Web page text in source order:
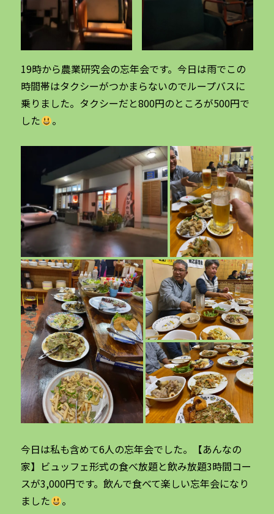
19時から農業研究会の忘年会です。今日は雨でこの
時間帯はタクシーがつかまらないのでループバスに
乗りました。タクシーだと800円のところが500円で
した
。
今日は私も含めて6人の忘年会でした。【あんなの
家】ビュッフェ形式の食べ放題と飲み放題3時間コー
スが3,000円です。飲んで食べて楽しい忘年会になり
ました
。